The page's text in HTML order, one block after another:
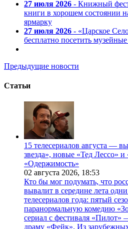
27 июля 2026 - Книжный
книги в хорошем состоянии
ярмарку
27 июля 2026 - «Царское
бесплатно посетить
Предыдущие новости
Статьи
15 телесериалов августа —
звезда», новые «Тед Лессо»
«Одержимость»
02 августа 2026, 18:53
Кто бы мог подумать, что
вывалит в середине лета
телесериалов года: пятый
паранормальную комедию
сериал с фестиваля
драму «Фейк». Из